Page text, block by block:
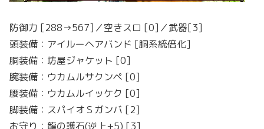
防御力 [288→567]／空きスロ [0]／武器[3]
頭装備：アイルーヘアバンド [胴系統倍化]
胴装備：坊屋ジャケット [0]
腕装備：ウカムルサクンペ [0]
腰装備：ウカムルイッケク [0]
脚装備：スパイオＳガンバ [2]
お守り：龍の護石(逆上+5) [3]